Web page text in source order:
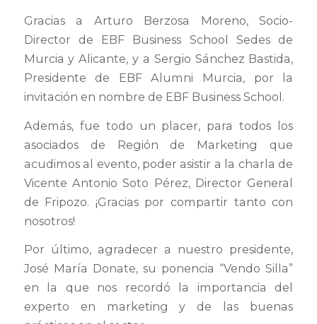
Gracias a Arturo Berzosa Moreno, Socio-
Director de EBF Business School Sedes de
Murcia y Alicante, y a Sergio Sánchez Bastida,
Presidente de EBF Alumni Murcia, por la
invitación en nombre de EBF Business School.
Además, fue todo un placer, para todos los
asociados de Región de Marketing que
acudimos al evento, poder asistir a la charla de
Vicente Antonio Soto Pérez, Director General
de Fripozo. ¡Gracias por compartir tanto con
nosotros!
Por último, agradecer a nuestro presidente,
José María Donate, su ponencia “Vendo Silla”
en la que nos recordó la importancia del
experto en marketing y de las buenas